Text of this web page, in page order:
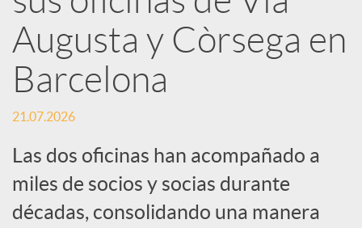
c
a
d
o
Augusta y Còrsega en
Barcelona
21.07.2026
Las dos oficinas han acompañado a
miles de socios y socias durante
décadas, consolidando una manera